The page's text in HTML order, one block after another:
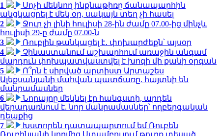
1
Սոչի մեկնող ինքնաթիռը ճանապարհին
անցկացրել է մեկ օր, սակայն տեղ չի հասել
2
Ջուր չի լինի հուլիսի 28-ին ժամը 07.00-ից մինչև
հուլիսի 29-ը ժամը 07.00-ն
3
Ռուբլին թանկացել է․ փոխարժեքն՝ այսօր
4
Չինաստանում աշխարհում առաջին անգամ
մարդուն փոխպատվաստվել է խոզի մի քանի օրգան
5
Ո՞րն է սիրված արտիստ Արտաշես
Ալեքսանյանի մահվան պատճառը. հայտնի են
մանրամասներ
6
Նորայրը մեկնել էր հանգստի, արդեն
վերադառնում է. նոր մանրամասներ՝ ողբերգական
դեպքից
7
Խստորեն դատապարտում եմ Ռուբեն
Ռուբինյանի կողմից Ստամբուլում թուրք տեսած